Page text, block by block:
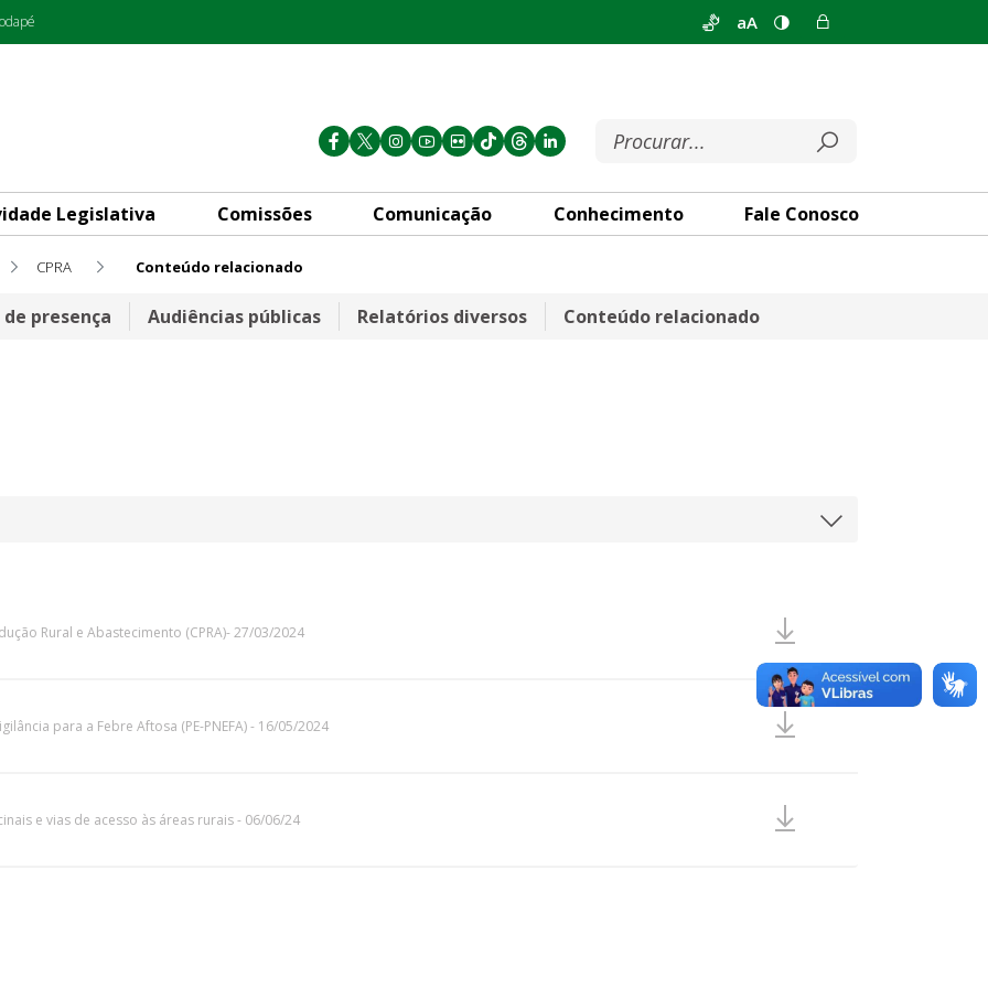
aA
Legislativa Comissões Comunicação Conhecimento Fale Conosco
CPRA Conteúdo relacionado
presença Audiências públicas Relatórios diversos Conteúdo relacionado
Rural e Abastecimento (CPRA)- 27/03/2024
para a Febre Aftosa (PE-PNEFA) - 16/05/2024
e vias de acesso às áreas rurais - 06/06/24